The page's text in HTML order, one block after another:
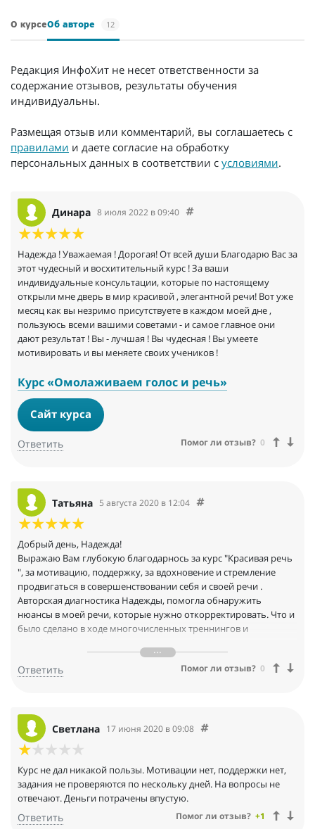
О курсеОб авторе 12
Редакция ИнфоХит не несет ответственности за
содержание отзывов, результаты обучения
индивидуальны.
Размещая отзыв или комментарий, вы соглашаетесь с
правилами и даете согласие на обработку
персональных данных в соответствии с условиями.
Динара 8 июля 2022 в 09:40
Надежда ! Уважаемая ! Дорогая! От всей души Благодарю Вас за
этот чудесный и восхитительный курс ! За ваши
индивидуальные консультации, которые по настоящему
открыли мне дверь в мир красивой , элегантной речи! Вот уже
месяц как вы незримо присутствуете в каждом моей дне ,
пользуюсь всеми вашими советами - и самое главное они
дают результат ! Вы - лучшая ! Вы чудесная ! Вы умеете
мотивировать и вы меняете своих учеников !
Курс «Омолаживаем голос и речь»
Сайт курса
Ответить Помог ли отзыв? 0
Татьяна 5 августа 2020 в 12:04
Добрый день, Надежда!
Выражаю Вам глубокую благодарнось за курс "Красивая речь
", за мотивацию, поддержку, за вдохновение и стремление
продвигаться в совершенствовании себя и своей речи .
Авторская диагностика Надежды, помогла обнаружить
нюансы в моей речи, которые нужно откорректировать. Что и
было сделано в ходе многочисленных треннингов и
Я уже вижу первые результаты и это стмулирует на
дальнейшее развитие!
Ответить Помог ли отзыв? 0
Светлана 17 июня 2020 в 09:08
Курс не дал никакой пользы. Мотивации нет, поддержки нет,
задания не проверяются по нескольку дней. На вопросы не
отвечают. Деньги потрачены впустую.
Ответить Помог ли отзыв? +1